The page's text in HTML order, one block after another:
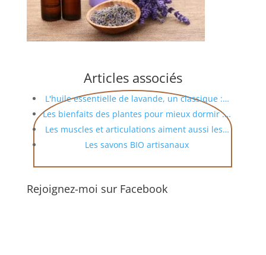
Articles associés
L'huile essentielle de lavande, un classique :…
Les bienfaits des plantes pour mieux dormir :…
Les muscles et articulations aiment aussi les…
Les savons BIO artisanaux
Rejoignez-moi sur Facebook